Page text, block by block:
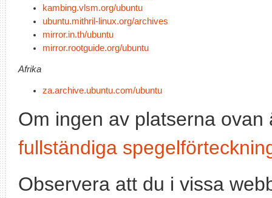
kambing.vlsm.org/ubuntu
ubuntu.mithril-linux.org/archives
mirror.in.th/ubuntu
mirror.rootguide.org/ubuntu
Afrika
za.archive.ubuntu.com/ubuntu
Om ingen av platserna
fullständiga
Observera att du i vissa